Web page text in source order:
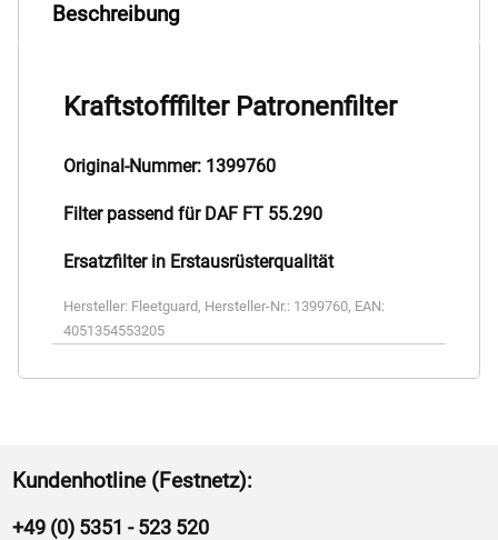
Beschreibung
Kraftstofffilter Patronenfilter
Original-Nummer: 1399760
Filter passend für DAF FT 55.290
Ersatzfilter in Erstausrüsterqualität
Hersteller: Fleetguard , Hersteller-Nr.: 1399760, EAN:
4051354553205
Kundenhotline (Festnetz):
+49 (0) 5351 - 523 520